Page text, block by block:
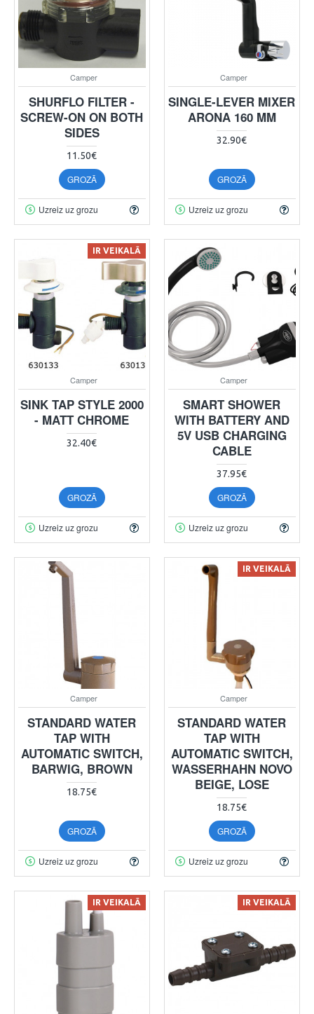
Camper
SHURFLO FILTER -
SCREW-ON ON BOTH
SIDES
11.50€
GROZĀ
Uzreiz uz grozu
Camper
SINGLE-LEVER MIXER
ARONA 160 MM
32.90€
GROZĀ
Uzreiz uz grozu
IR VEIKALĀ
Camper
SINK TAP STYLE 2000
- MATT CHROME
32.40€
GROZĀ
Uzreiz uz grozu
Camper
SMART SHOWER
WITH BATTERY AND
5V USB CHARGING
CABLE
37.95€
GROZĀ
Uzreiz uz grozu
Camper
STANDARD WATER
TAP WITH
AUTOMATIC SWITCH,
BARWIG, BROWN
18.75€
GROZĀ
Uzreiz uz grozu
IR VEIKALĀ
Camper
STANDARD WATER
TAP WITH
AUTOMATIC SWITCH,
WASSERHAHN NOVO
BEIGE, LOSE
18.75€
GROZĀ
Uzreiz uz grozu
IR VEIKALĀ IR VEIKALĀ